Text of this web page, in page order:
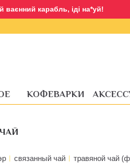
ваєнний карабль, іді на*уй!
КОФЕВАРКИ
связанный чай травяной чай